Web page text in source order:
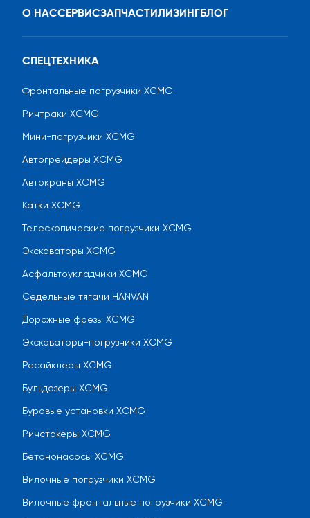
О НАССЕРВИСЗАПЧАСТИЛИЗИНГБЛОГ
СПЕЦТЕХНИКА
Фронтальные погрузчики XCMG
Ричтраки XCMG
Мини-погрузчики XCMG
Автогрейдеры XCMG
Автокраны XCMG
Катки XCMG
Телескопические погрузчики XCMG
Экскаваторы XCMG
Асфальтоукладчики XCMG
Седельные тягачи HANVAN
Дорожные фрезы XCMG
Экскаваторы-погрузчики XCMG
Ресайклеры XCMG
Бульдозеры XCMG
Буровые установки XCMG
Ричстакеры XCMG
Бетононасосы XCMG
Вилочные погрузчики XCMG
Вилочные фронтальные погрузчики XCMG